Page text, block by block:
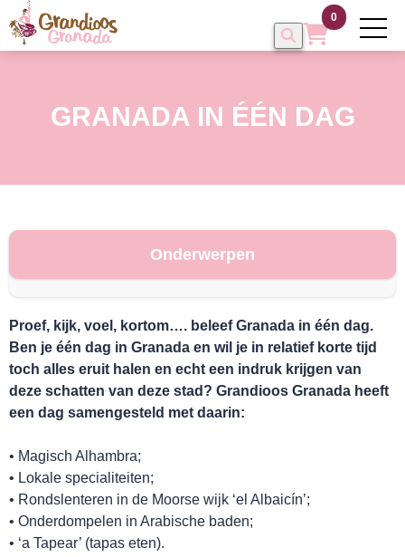
0
GRANADA IN ÉÉN DAG
Onderwerpen
Proef, kijk, voel, kortom…. beleef Granada in één dag.
Ben je één dag in Granada en wil je in relatief korte tijd
toch alles eruit halen en echt een indruk krijgen van
deze schatten van deze stad? Grandioos Granada heeft
een dag samengesteld met daarin:
• Magisch Alhambra;
• Lokale specialiteiten;
• Rondslenteren in de Moorse wijk ‘el Albaicín’;
• Onderdompelen in Arabische baden;
• ‘a Tapear’ (tapas eten).